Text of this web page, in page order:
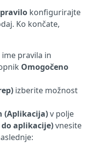
konfigurirajte
Ko končate,
pravila in
Omogočeno
izberite možnost
(Aplikacija)v polje
aplikacije)vnesite